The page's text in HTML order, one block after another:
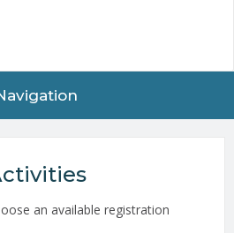
an available registration